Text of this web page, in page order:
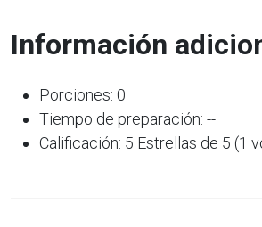
Información
Porciones: 0
Tiempo de preparación: --
Calificación: 5 Estrellas de 5 (1